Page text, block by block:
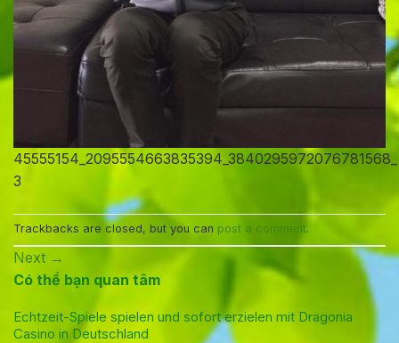
3
Trackbacks are closed, but you can post a comment.
Next →
Có thể bạn quan tâm
Echtzeit-Spiele spielen und sofort erzielen mit Dragonia
Casino in Deutschland